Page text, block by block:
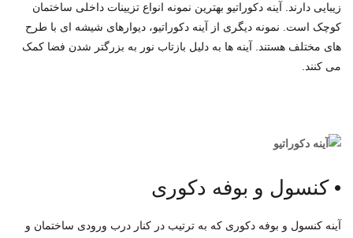
زیبایی دارند. آینه دکوراتیو بهترین نمونه انواع تزیینات داخلی ساختمان
کوچک است. نمونه دیگری از آینه دکوراتیو، دیوارهای شیشه ای با طرح
های مختلف هستند. آینه ها به دلیل بازتاب نور به بزرگتر شدن فضا کمک
می کنند.
• کنسول و بوفه دکوری
آینه کنسول و بوفه دکوری که به ترتیب در کنار درب ورودی ساختمان و